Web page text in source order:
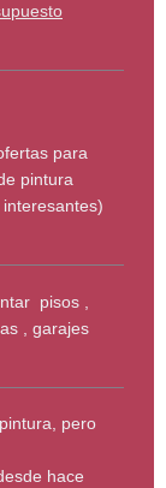
para
pintura
pisos ,
, garajes
pero
hace